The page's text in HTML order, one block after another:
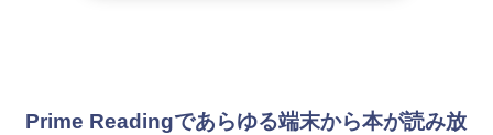
Prime Readingであらゆる端末から本が読み放